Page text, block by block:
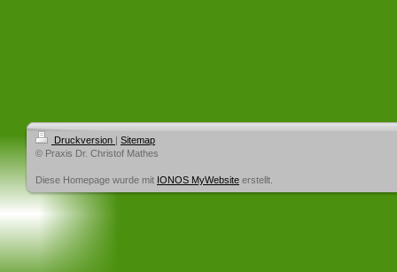
Druckversion | Sitemap
© Praxis Dr. Christof Mathes
Diese Homepage wurde mit IONOS MyWebsite erstellt.